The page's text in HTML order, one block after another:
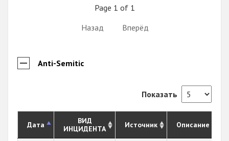
Page 1 of 1
Назад
Вперёд
Anti-Semitic
Показать
Дата
ВИД
ИНЦИДЕНТА
Источник Описание